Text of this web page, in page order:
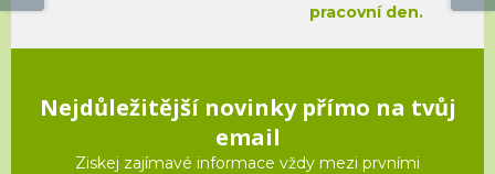
pracovní den.
Nejdůležitější novinky přímo na tvůj
email
Ziskej zajímavé informace vždy mezi prvními